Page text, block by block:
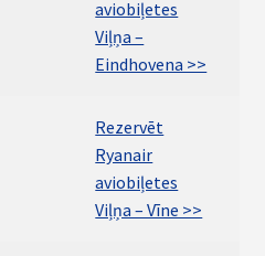
aviobiļetes
Viļņa –
Eindhovena >>
Rezervēt
Ryanair
aviobiļetes
Viļņa – Vīne >>